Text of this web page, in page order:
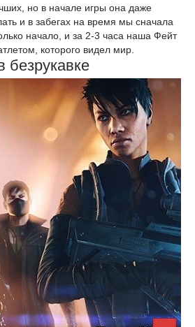
но в начале игры она даже
и в забегах на время мы сначала
начало, и за 2-3 часа наша Фейт
которого видел мир.
безрукавке